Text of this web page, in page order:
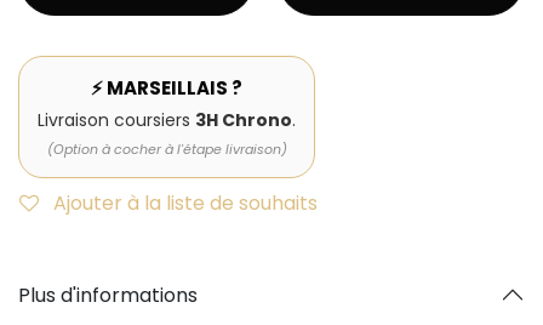
⚡ MARSEILLAIS ?
Livraison coursiers 3H Chrono.
(Option à cocher à l'étape livraison)
Ajouter à la liste de souhaits
Plus d'informations